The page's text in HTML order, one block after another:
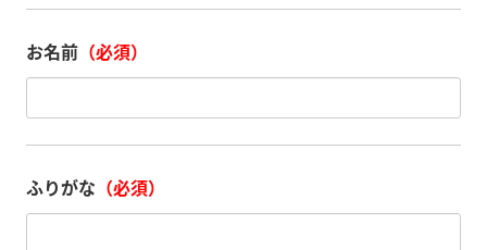
お名前 （必須）
ふりがな （必須）